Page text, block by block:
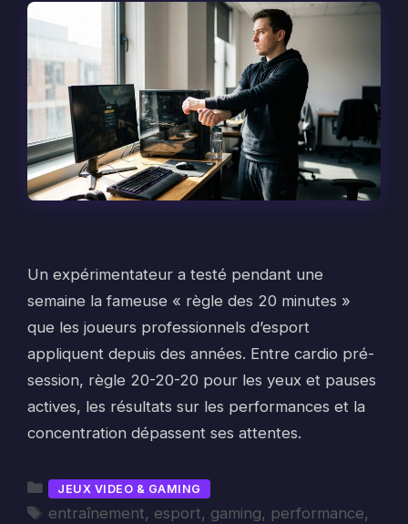
Un expérimentateur a testé pendant une
semaine la fameuse « règle des 20 minutes »
que les joueurs professionnels d’esport
appliquent depuis des années. Entre cardio pré-
session, règle 20-20-20 pour les yeux et pauses
actives, les résultats sur les performances et la
concentration dépassent ses attentes.
Catégories
JEUX VIDEO & GAMING
Étiquettes
entraînement, esport, gaming, performance,